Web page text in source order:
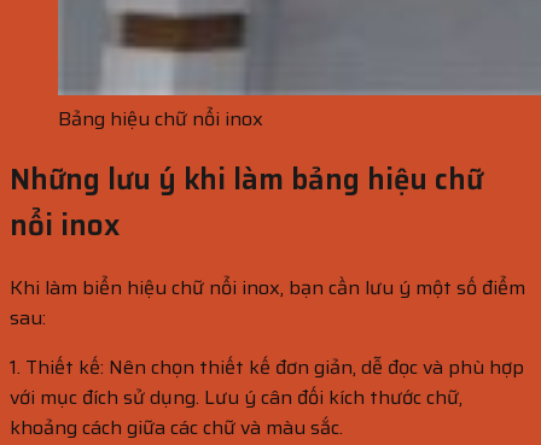
Bảng hiệu chữ nổi inox
Những lưu ý khi làm bảng hiệu chữ
nổi inox
Khi làm biển hiệu chữ nổi inox, bạn cần lưu ý một số điểm
sau:
1. Thiết kế: Nên chọn thiết kế đơn giản, dễ đọc và phù hợp
với mục đích sử dụng. Lưu ý cân đối kích thước chữ,
khoảng cách giữa các chữ và màu sắc.